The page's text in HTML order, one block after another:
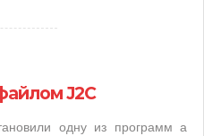
J2C
одну из программ а